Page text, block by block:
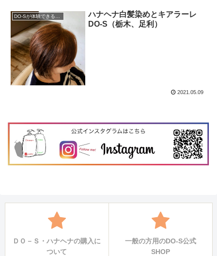
ハナヘナ白髪染めとキアラーレ
DO-S（栃木、足利）
2021.05.09
ＤＯ－Ｓ・ハナヘナの購入に
ついて
一般の方用のDO-S公式
SHOP